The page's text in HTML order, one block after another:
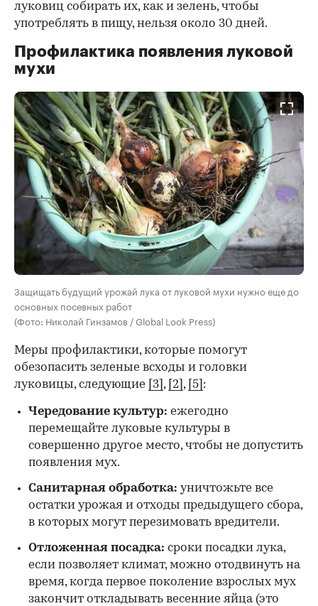
луковиц собирать их, как и зелень, чтобы
употреблять в пищу, нельзя около 30 дней.
Профилактика появления луковой
мухи
Защищать будущий урожай лука от луковой мухи нужно еще до
основных посевных работ
(Фото: Николай Гинзамов / Global Look Press)
Меры профилактики, которые помогут
обезопасить зеленые всходы и головки
луковицы, следующие
[3] , [2] , [5] :
Чередование культур: ежегодно
перемещайте луковые культуры в
совершенно другое место, чтобы не допустить
появления мух.
Санитарная обработка: уничтожьте все
остатки урожая и отходы предыдущего сбора,
в которых могут перезимовать вредители.
Отложенная посадка: сроки посадки лука,
если позволяет климат, можно отодвинуть на
время, когда первое поколение взрослых мух
закончит откладывать весенние яйца (это